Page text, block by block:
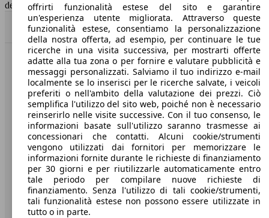
dei dati.
Torna su
Benvenuti su AutoScout24, il mercato auto europeo.
Società
A proposito di AutoScout24
Stampa
Media
Condizioni generali
Informazioni
offrirti funzionalità estese del sito e garantire
un'esperienza utente migliorata. Attraverso queste
funzionalità estese, consentiamo la personalizzazione
della nostra offerta, ad esempio, per continuare le tue
ricerche in una visita successiva, per mostrarti offerte
adatte alla tua zona o per fornire e valutare pubblicità e
messaggi personalizzati. Salviamo il tuo indirizzo e-mail
localmente se lo inserisci per le ricerche salvate, i veicoli
preferiti o nell'ambito della valutazione dei prezzi. Ciò
semplifica l'utilizzo del sito web, poiché non è necessario
reinserirlo nelle visite successive. Con il tuo consenso, le
informazioni basate sull'utilizzo saranno trasmesse ai
concessionari che contatti. Alcuni cookie/strumenti
vengono utilizzati dai fornitori per memorizzare le
informazioni fornite durante le richieste di finanziamento
per 30 giorni e per riutilizzarle automaticamente entro
tale periodo per compilare nuove richieste di
finanziamento. Senza l'utilizzo di tali cookie/strumenti,
tali funzionalità estese non possono essere utilizzate in
tutto o in parte.